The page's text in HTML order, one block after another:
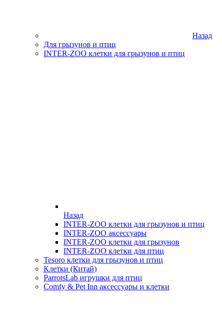
Назад
Для грызунов и птиц
INTER-ZOO клетки для грызунов и птиц
Назад
INTER-ZOO клетки для грызунов и птиц
INTER-ZOO аксессуары
INTER-ZOO клетки для грызунов
INTER-ZOO клетки для птиц
Tesoro клетки для грызунов и птиц
Клетки (Китай)
ParrotsLab игрушки для птиц
Comfy & Pet Inn аксессуары и клетки